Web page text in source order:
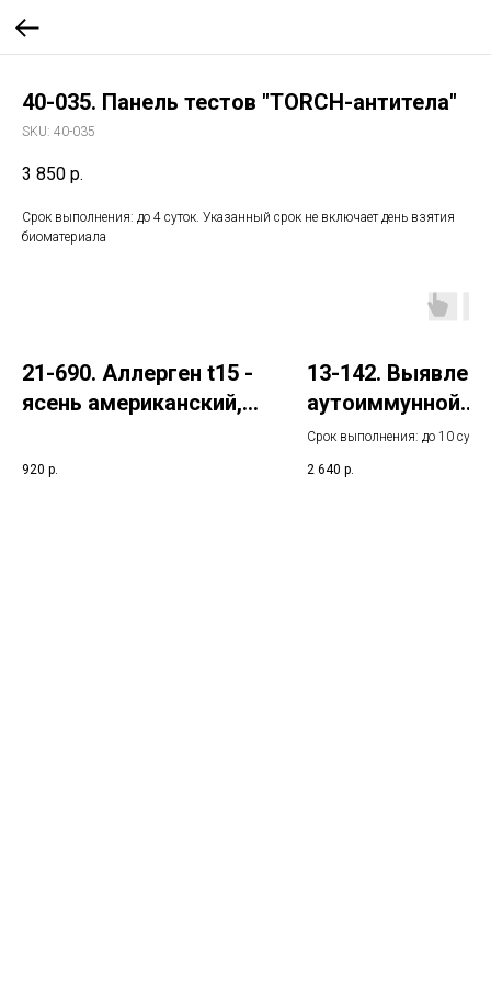
40-035. Панель тестов "TORCH-антитела"
SKU: 40-035
3 850 р.
Срок выполнения: до 4 суток. Указанный срок не включает день взятия
биоматериала
21-690. Аллерген t15 -
ясень американский,
920 р.
13-142.
аутоиммунной
патологии (ЦИК
C1q и CH-50)
Срок выполнения: до 10 суток.
взятия биоматериала
2 640 р.